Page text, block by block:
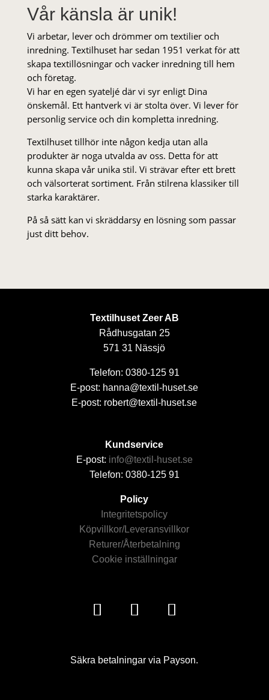
Vår känsla är unik!
Vi arbetar, lever och drömmer om textilier och
inredning. Textilhuset har sedan 1951 verkat för att
skapa textillösningar och vacker inredning till hem
och företag.
Vi har en egen syateljé där vi syr enligt Dina
önskemål. Ett hantverk vi är stolta över. Vi lever för
personlig service och din kompletta inredning.
Textilhuset tillhör inte någon kedja utan alla
produkter är noga utvalda av oss. Detta för att
kunna skapa vår unika stil. Vi strä­var efter ett brett
och välsorterat sor­ti­ment. Från stil­rena klas­siker till
starka karaktärer.
På så sätt kan vi skräddarsy en lösning som passar
just ditt behov.
Textilhuset Zeer AB
Rådhusgatan 25
571 31 Nässjö
Telefon: 0380-125 91
E-post: hanna@textil-huset.se
E-post: robert@textil-huset.se
Kundservice
E-post: info@textil-huset.se
Telefon: 0380-125 91
Policy
Integritetspolicy
Köpvillkor/Leveransvillkor
Returer/Återbetalning
Cookie inställningar
Säkra betalningar via Payson.